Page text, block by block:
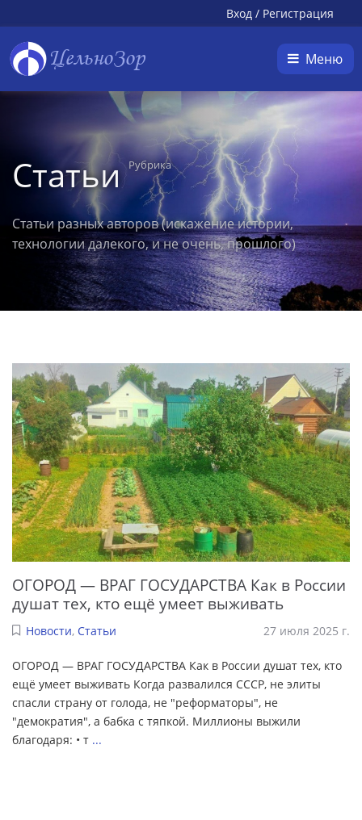
Вход / Регистрация
ЦельноЗор Меню
СтатьиРубрика
Статьи разных авторов (искажение истории,
технологии далекого, и не очень, прошлого)
ОГОРОД — ВРАГ ГОСУДАРСТВА Как в России
душат тех, кто ещё умеет выживать
Новости, Статьи 27 июля 2025 г.
ОГОРОД — ВРАГ ГОСУДАРСТВА Как в России душат тех, кто
ещё умеет выживать Когда развалился СССР, не элиты
спасли страну от голода, не "реформаторы", не
"демократия", а бабка с тяпкой. Миллионы выжили
благодаря: • т ...